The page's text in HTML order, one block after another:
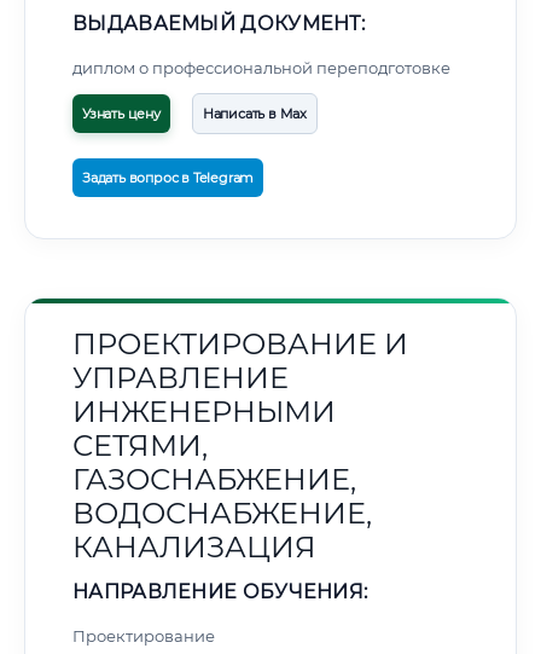
ВЫДАВАЕМЫЙ ДОКУМЕНТ:
диплом о профессиональной переподготовке
Узнать цену Написать в Max
Задать вопрос в Telegram
ПРОЕКТИРОВАНИЕ И
УПРАВЛЕНИЕ
ИНЖЕНЕРНЫМИ
СЕТЯМИ,
ГАЗОСНАБЖЕНИЕ,
ВОДОСНАБЖЕНИЕ,
КАНАЛИЗАЦИЯ
НАПРАВЛЕНИЕ ОБУЧЕНИЯ:
Проектирование